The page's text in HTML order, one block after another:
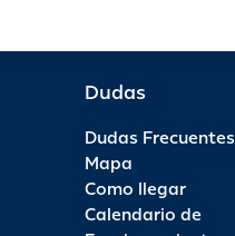
Dudas
Dudas Frecuentes
Mapa
Como llegar
Calendario de